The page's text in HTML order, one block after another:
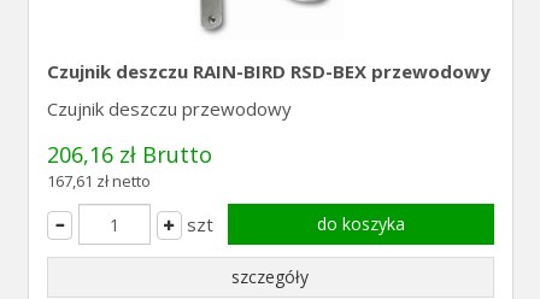
Czujnik deszczu RAIN-BIRD RSD-BEX przewodowy
Czujnik deszczu przewodowy
206,16 zł Brutto
167,61 zł netto
szt do koszyka
szczegóły